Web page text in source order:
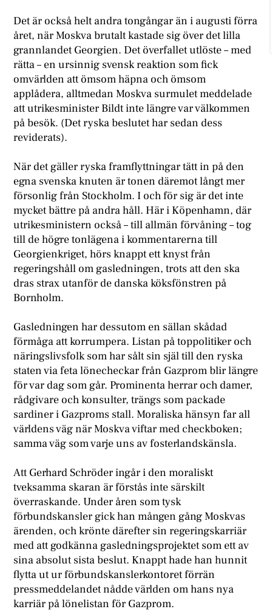
Det är också helt andra tongångar än i augusti förra
året, när Moskva brutalt kastade sig över det lilla
grannlandet Georgien. Det överfallet utlöste – med
rätta – en ursinnig svensk reaktion som fick
omvärlden att ömsom häpna och ömsom
applådera, alltmedan Moskva surmulet meddelade
att utrikesminister Bildt inte längre var välkommen
på besök. (Det ryska beslutet har sedan dess
reviderats).
När det gäller ryska framflyttningar tätt in på den
egna svenska knuten är tonen däremot långt mer
försonlig från Stockholm. I och för sig är det inte
mycket bättre på andra håll. Här i Köpenhamn, där
utrikesministern också – till allmän förvåning – tog
till de högre tonlägena i kommentarerna till
Georgienkriget, hörs knappt ett knyst från
regeringshåll om gasledningen, trots att den ska
dras strax utanför de danska köksfönstren på
Bornholm.
Gasledningen har dessutom en sällan skådad
förmåga att korrumpera. Listan på toppolitiker och
näringslivsfolk som har sålt sin själ till den ryska
staten via feta lönecheckar från Gazprom blir längre
för var dag som går. Prominenta herrar och damer,
rådgivare och konsulter, trängs som packade
sardiner i Gazproms stall. Moraliska hänsyn far all
världens väg när Moskva viftar med checkboken;
samma väg som varje uns av fosterlandskänsla.
Att Gerhard Schröder ingår i den moraliskt
tveksamma skaran är förstås inte särskilt
överraskande. Under åren som tysk
förbundskansler gick han mången gång Moskvas
ärenden, och krönte därefter sin regeringskarriär
med att godkänna gasledningsprojektet som ett av
sina absolut sista beslut. Knappt hade han hunnit
flytta ut ur förbundskanslerkontoret förrän
pressmeddelandet nådde världen om hans nya
karriär på lönelistan för Gazprom.